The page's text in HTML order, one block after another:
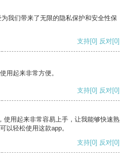
我们带来了无限的隐私保护和安全性保
支持[0] 反对[0]
用起来非常方便。
支持[0] 反对[0]
使用起来非常容易上手，让我能够快速熟
以轻松使用这款app。
支持[0] 反对[0]